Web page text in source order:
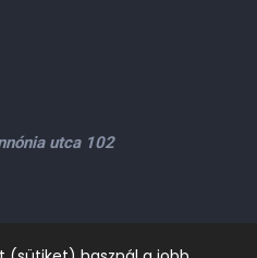
utca 102
kft. 1134.Bp. Váci út 9-15